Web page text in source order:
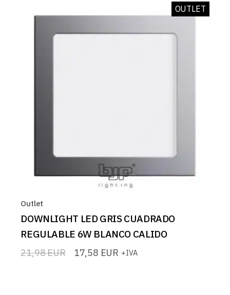
OUTLET
Outlet
DOWNLIGHT LED GRIS CUADRADO
REGULABLE 6W BLANCO CALIDO
21,98EUR
El 17,58 EUR
El +IVA